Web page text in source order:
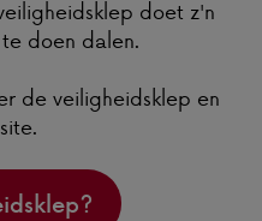
doet z'n
doen dalen.
de veiligheidsklep en